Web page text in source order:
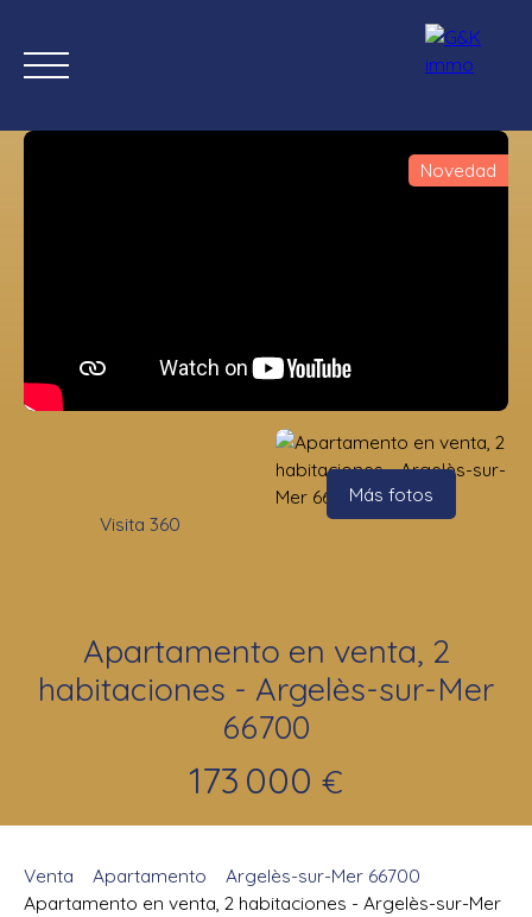
Comprar ahora Nuevas propiedades
Estimación
Novedad
Visita 360
Más fotos
Apartamento en venta, 2
habitaciones - Argelès-sur-Mer
66700
173 000 €
Venta Apartamento
Argelès-sur-Mer 66700
Apartamento en venta, 2 habitaciones - Argelès-sur-Mer